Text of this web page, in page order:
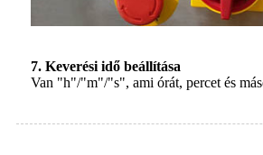
7. Keverési idő beállítása
Van "h"/"m"/"s", ami órát, percet és